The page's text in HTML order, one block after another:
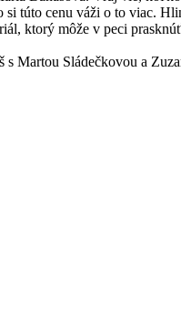
si túto cenu váži o to viac.
ktorý môže v peci